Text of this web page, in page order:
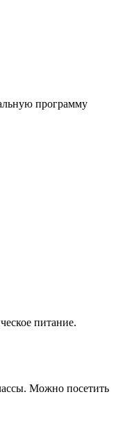
программу
питание.
Можно посетить